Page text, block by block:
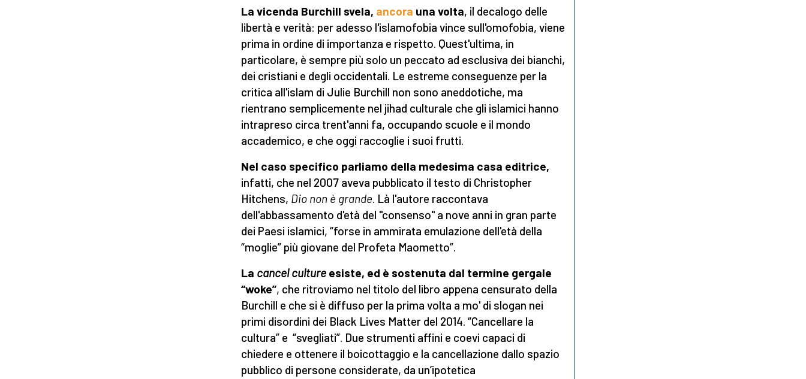
La vicenda Burchill svela, ancora una volta, il decalogo delle
libertà e verità: per adesso l'islamofobia vince sull'omofobia, viene
prima in ordine di importanza e rispetto. Quest'ultima, in
particolare, è sempre più solo un peccato ad esclusiva dei bianchi,
dei cristiani e degli occidentali. Le estreme conseguenze per la
critica all'islam di Julie Burchill non sono aneddotiche, ma
rientrano semplicemente nel jihad culturale che gli islamici hanno
intrapreso circa trent'anni fa, occupando scuole e il mondo
accademico, e che oggi raccoglie i suoi frutti.
Nel caso specifico parliamo della medesima casa editrice,
infatti, che nel 2007 aveva pubblicato il testo di Christopher
Hitchens, Dio non è grande. Là l'autore raccontava
dell'abbassamento d'età del "consenso" a nove anni in gran parte
dei Paesi islamici, “forse in ammirata emulazione dell'età della
“moglie” più giovane del Profeta Maometto”.
La cancel culture esiste, ed è sostenuta dal termine gergale
“woke”, che ritroviamo nel titolo del libro appena censurato della
Burchill e che si è diffuso per la prima volta a mo' di slogan nei
primi disordini dei Black Lives Matter del 2014. “Cancellare la
cultura” e “svegliati”. Due strumenti affini e coevi capaci di
chiedere e ottenere il boicottaggio e la cancellazione dallo spazio
pubblico di persone considerate, da un’ipotetica